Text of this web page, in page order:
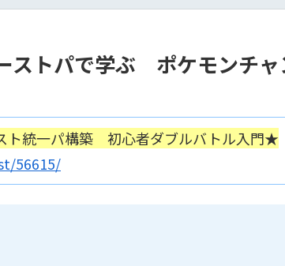
ストパで学ぶ ポケモンチ
ト統一パ構築 初心者ダブルバトル入門★
56615/